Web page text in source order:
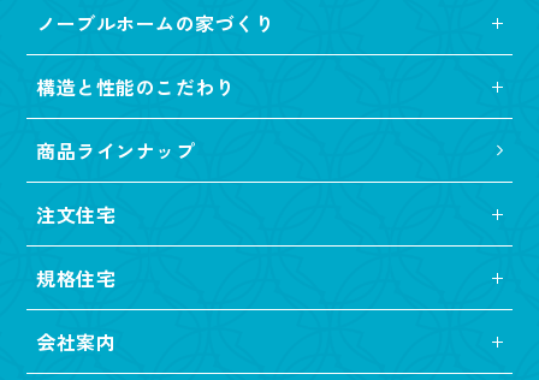
ノーブルホームの家づくり
構造と性能のこだわり
商品ラインナップ
注文住宅
規格住宅
会社案内